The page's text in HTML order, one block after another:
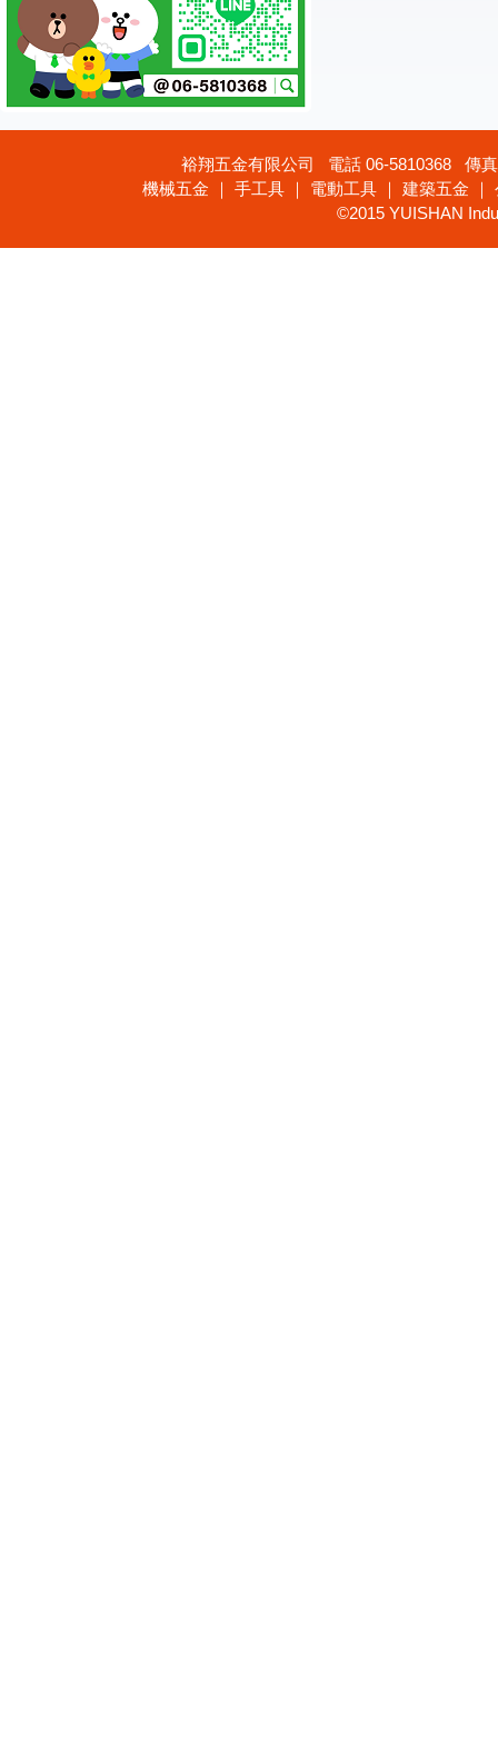
裕翔五金有限公司 電話 06-5810368 傳
機械五金 ｜ 手工具 ｜ 電動工具 ｜ 建築五金
©2015 YUISHAN